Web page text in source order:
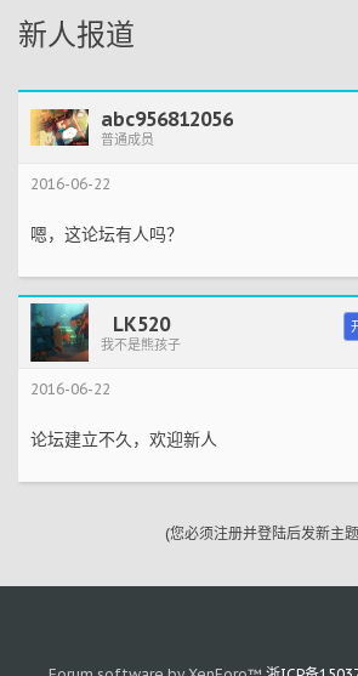
新人报道
abc956812056
普通成员
2016-06-22
嗯，这论坛有人吗？
LK520
我不是熊孩子
2016-06-22
论坛建立不久，欢迎新人
(您必须注册并登陆后发新主